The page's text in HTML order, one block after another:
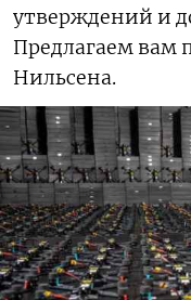
утверждений и
Предлагаем вам
Нильсена.